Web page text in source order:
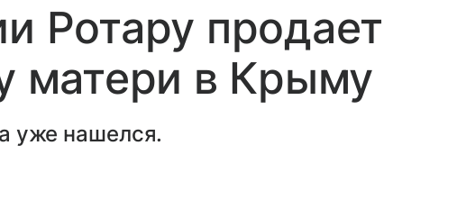
Ротару продает
матери в Крыму
уже нашелся.